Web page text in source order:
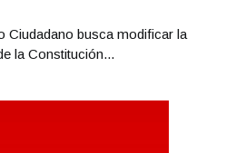
Ciudadano busca modificar la
la Constitución...